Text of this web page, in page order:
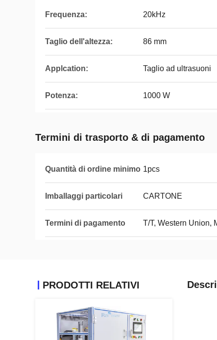
Frequenza: 20kHz
Taglio dell'altezza: 86 mm
Applcation: Taglio ad ultrasuoni
Potenza: 1000 W
Termini di trasporto & di pagamento
Quantità di ordine minimo 1pcs
Imballaggi particolari CARTONE
Termini di pagamento T/T, Western Union,
PRODOTTI RELATIVI